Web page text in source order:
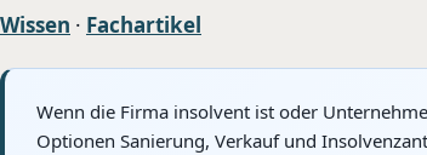
Wissen · Fachartikel
Wenn die Firma insolvent ist oder
Optionen Sanierung, Verkauf und